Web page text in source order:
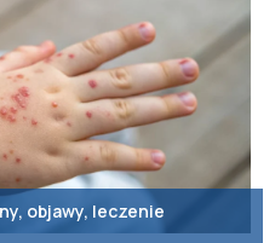
objawy, leczenie